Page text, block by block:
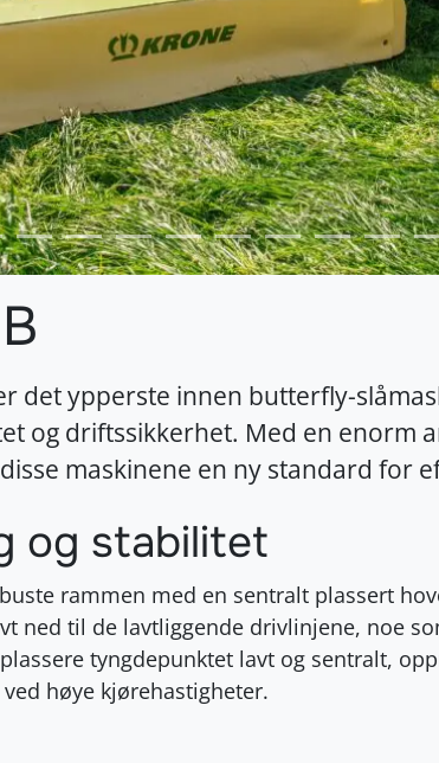
det ypperste innen butterfly-
og driftssikkerhet. Med en enorm
maskinene en ny standard for
og stabilitet
rammen med en sentralt plassert
ned til de lavtliggende drivlinjene, noe
tyngdepunktet lavt og sentralt,
høye kjørehastigheter.